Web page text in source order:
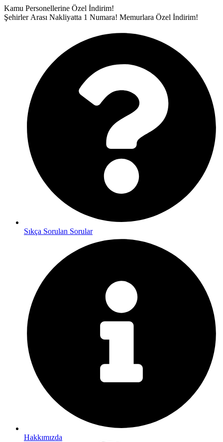
İçeriğe
atla
Kamu Personellerine Özel İndirim!
Şehirler Arası Nakliyatta 1 Numara! Memurlara Özel İndirim!
Sıkça Sorulan Sorular
Hakkımızda